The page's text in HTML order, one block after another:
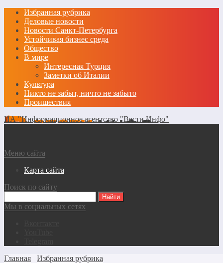
Избранная рубрика
Деловые новости
Новости Санкт-Петербурга
Устойчивая бизнес среда
Общество
В мире
Интересная Турция
Заметки об Италии
Культура
Никто не забыт, ничто не забыто
Проишествия
ИА "Информационное агентство "Вести Инфо"
Меню сайта
Карта сайта
Поиск по сайту
Мы в социальных сетях
Главная
Избранная рубрика